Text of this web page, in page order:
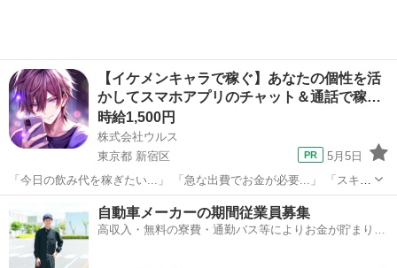
【イケメンキャラで稼ぐ】あなたの個性を活
かしてスマホアプリのチャット＆通話で稼…
時給1,500円
株式会社ウルス
東京都 新宿区
5月5日
「今日の飲み代を稼ぎたい...」 「急な出費でお金が必要...」 「スキマ
時間をお金に変えたい...」 そんな方にオススメな募集です！！ ■■■報
酬はすぐ受け取りOK！■■■ ✔ 決まった勤務時間なし！...
その他 スキマ時間
自動車メーカーの期間従業員募集
高収入・無料の寮費・通勤バス等によりお金が貯まりや